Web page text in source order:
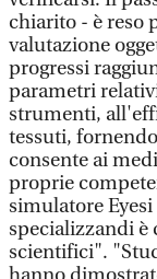
chiarito - è reso
valutazione
progressi
parametri
strumenti,
tessuti,
consente ai
proprie
simulatore
specializzandi è
scientifici".